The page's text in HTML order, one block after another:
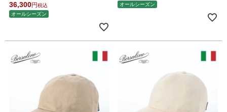
36,300
税込
オールシーズン
オールシーズン